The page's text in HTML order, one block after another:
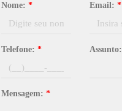
Nome: * Email: *
Telefone: * Assunto:
Mensagem: *